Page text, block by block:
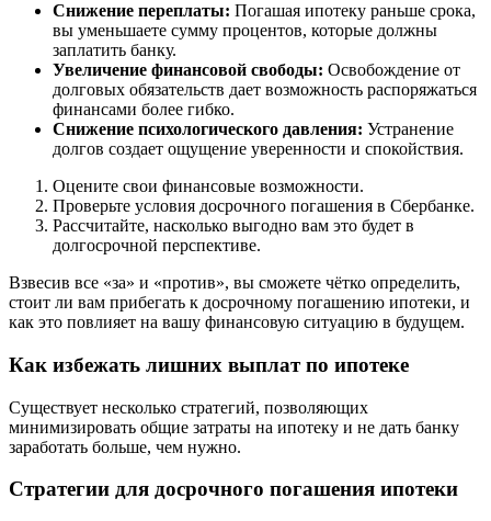
Снижение переплаты: Погашая ипотеку раньше срока,
вы уменьшаете сумму процентов, которые должны
заплатить банку.
Увеличение финансовой свободы: Освобождение от
долговых обязательств дает возможность распоряжаться
финансами более гибко.
Снижение психологического давления: Устранение
долгов создает ощущение уверенности и спокойствия.
Оцените свои финансовые возможности.
Проверьте условия досрочного погашения в Сбербанке.
Рассчитайте, насколько выгодно вам это будет в
долгосрочной перспективе.
Взвесив все «за» и «против», вы сможете чётко определить,
стоит ли вам прибегать к досрочному погашению ипотеки, и
как это повлияет на вашу финансовую ситуацию в будущем.
Как избежать лишних выплат по ипотеке
Существует несколько стратегий, позволяющих
минимизировать общие затраты на ипотеку и не дать банку
заработать больше, чем нужно.
Стратегии для досрочного погашения ипотеки